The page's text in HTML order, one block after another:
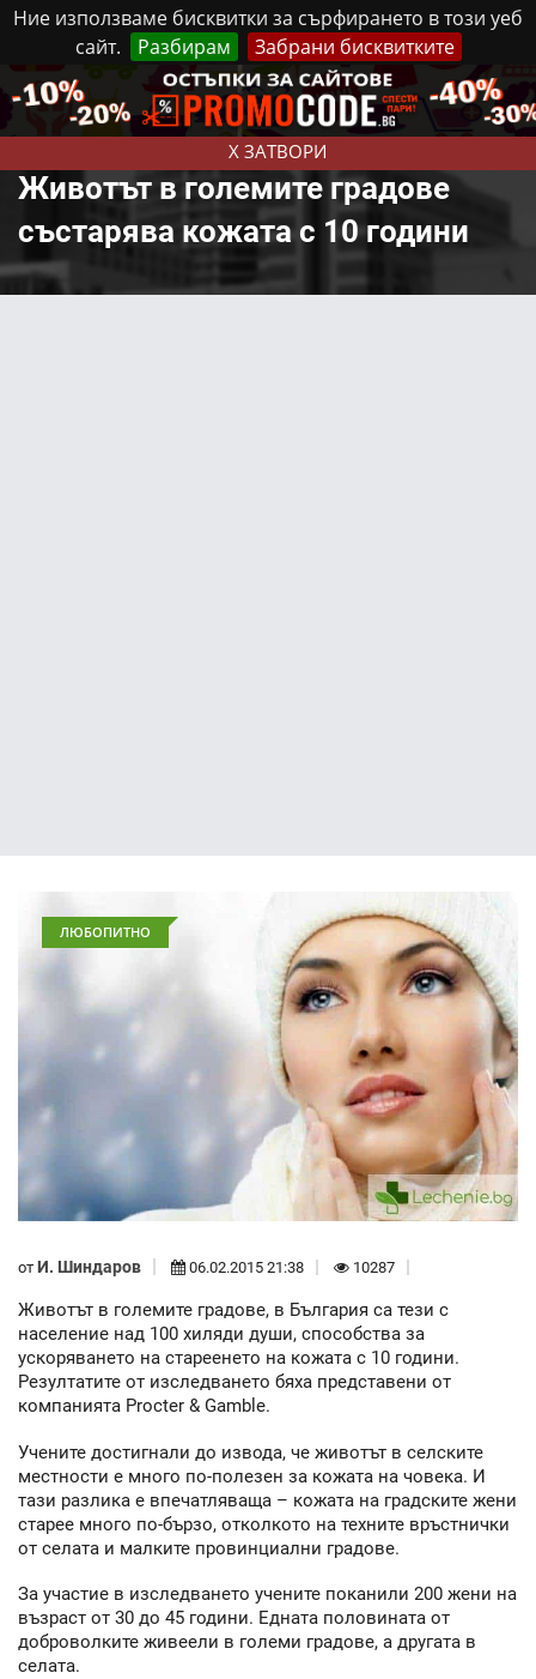
Ние използваме бисквитки за сърфирането в този уеб
сайт.
Разбирам Забрани бисквитките
X ЗАТВОРИ
Неделя, 9 Август, 2026 Реклама Контакти
Животът в големите градове
състарява кожата с 10 години
ЛЮБОПИТНО
от И. Шиндаров 06.02.2015 21:38 10287
Животът в големите градове, в България са тези с
население над 100 хиляди души, способства за
ускоряването на стареенето на кожата с 10 години.
Резултатите от изследването бяха представени от
компанията Procter & Gamblе.
Учените достигнали до извода, че животът в селските
местности е много по-полезен за кожата на човека. И
тази разлика е впечатляваща – кожата на градските жени
старее много по-бързо, отколкото на техните връстнички
от селата и малките провинциални градове.
За участие в изследването учените поканили 200 жени на
възраст от 30 до 45 години. Едната половината от
доброволките живеели в големи градове, а другата в
селата.